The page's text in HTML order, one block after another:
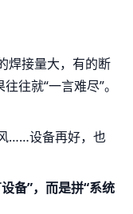
焊接量大，有的断
往就“一言难尽”。
……设备再好，也
备”，而是拼“系统